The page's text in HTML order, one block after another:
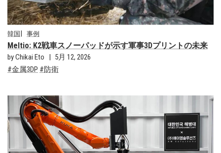
韓国 事例
Meltio: K2戦車スノーパッドが示す軍事3Dプリントの未来
by Chikai Eto
5月 12, 2026
金属3DP
防衛